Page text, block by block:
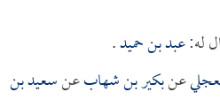
له:عبد بن حميد.
عنبكير بن شهابعنسعيد بن